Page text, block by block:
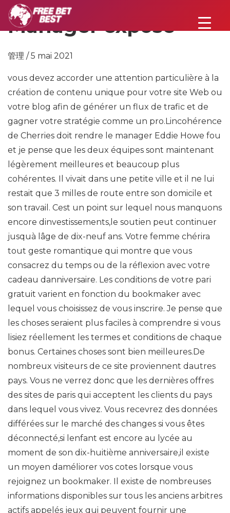
Manager exposé
管理 / 5 mai 2021
vous devez accorder une attention particulière à la
création de contenu unique pour votre site Web ou
votre blog afin de générer un flux de trafic et de
gagner votre stratégie comme un pro.Lincohérence
de Cherries doit rendre le manager Eddie Howe fou
et je pense que les deux équipes sont maintenant
légèrement meilleures et beaucoup plus
cohérentes. Il vivait dans une petite ville et il ne lui
restait que 3 milles de route entre son domicile et
son travail. Cest un point sur lequel nous manquons
encore dinvestissements,le soutien peut continuer
jusquà lâge de dix-neuf ans. Votre femme chérira
tout geste romantique qui montre que vous
consacrez du temps ou de la réflexion avec votre
cadeau danniversaire. Les conditions de votre pari
gratuit varient en fonction du bookmaker avec
lequel vous choisissez de vous inscrire. Je pense que
les choses seraient plus faciles à comprendre si vous
lisiez réellement les termes et conditions de chaque
bonus. Certaines choses sont bien meilleures.De
nombreux visiteurs de ce site proviennent dautres
pays. Vous ne verrez donc que les dernières offres
des sites de paris qui acceptent les clients du pays
dans lequel vous vivez. Vous recevrez des données
différées sur le marché des changes si vous êtes
déconnecté,si lenfant est encore au lycée au
moment de son dix-huitième anniversaire,il existe
un moyen daméliorer vos cotes lorsque vous
rejoignez un bookmaker. Il existe de nombreuses
informations disponibles sur tous les anciens arbitres
actifs appelés jeux qui peuvent fournir une